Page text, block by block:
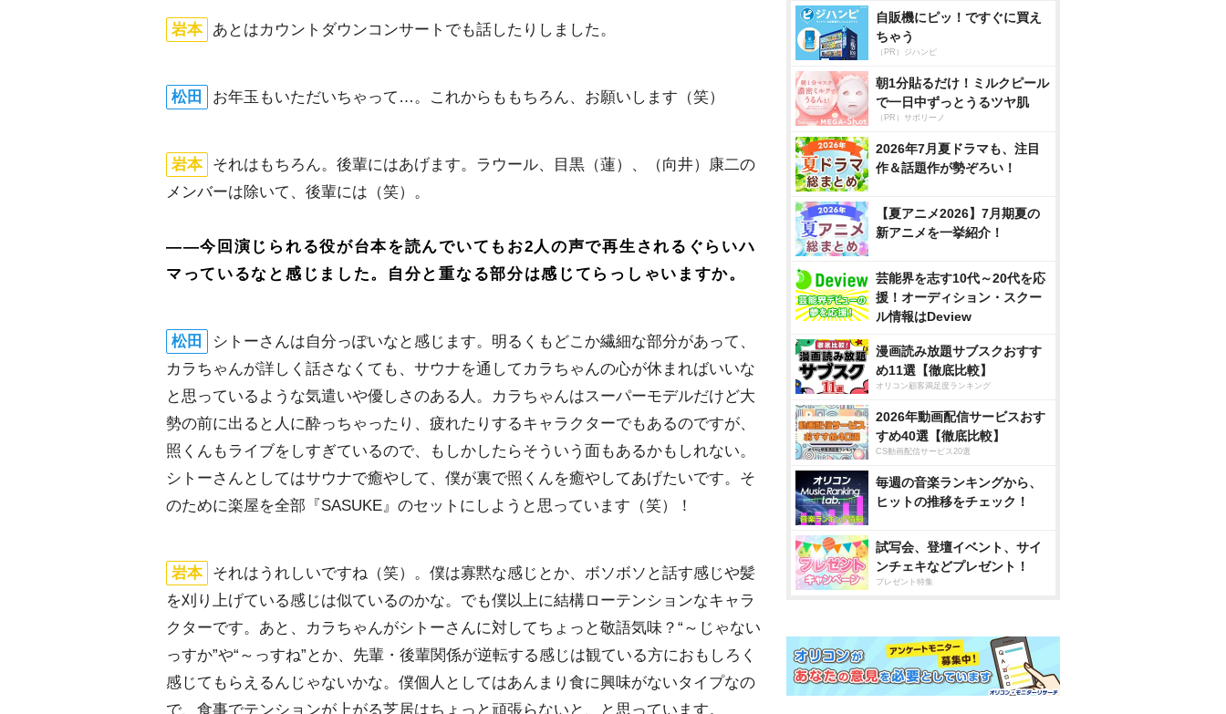
本 あとはカウントダウンコンサートでも話したりしました。
松田 お年玉もいただいちゃって…。これからももちろん、お願いします（笑）
本
それはもちろん。後輩にはあげます。ラウール、目黒（蓮）、（向井）康二の
メンバーは除いて、後輩には（笑）。
――今回演じられる役が台本を読んでいてもお2人の声で再生されるぐらいハ
マっているなと感じました。自分と重なる部分は感じてらっしゃいますか。
松田
シトーさんは自分っぽいなと感じます。明るくもどこか繊細な部分があって、
カラちゃんが詳しく話さなくても、サウナを通してカラちゃんの心が休まればいいな
と思っているような気遣いや優しさのある人。カラちゃんはスーパーモデルだけど大
勢の前に出ると人に酔っちゃったり、疲れたりするキャラクターでもあるのですが、
照くんもライブをしすぎているので、もしかしたらそういう面もあるかもしれない。
シトーさんとしてはサウナで癒やして、僕が裏で照くんを癒やしてあげたいです。そ
のために楽屋を全部『SASUKE』のセットにしようと思っています（笑）！
本
それはうれしいですね（笑）。僕は寡黙な感じとか、ボソボソと話す感じや髪
を刈り上げている感じは似ているのかな。でも僕以上に結構ローテンションなキャラ
クターです。あと、カラちゃんがシトーさんに対してちょっと敬語気味？“～じゃない
っすか”や“～っすね”とか、先輩・後輩関係が逆転する感じは観ている方におもしろく
感じてもらえるんじゃないかな。僕個人としてはあんまり食に興味がないタイプなの
で、食事でテンションが上がる芝居はちょっと頑張らないと、と思っています。
自販機にピッ！ですぐに買え
ちゃう
（PR）ジハンピ
朝1分貼るだけ！ミルクピール
で一日中ずっとうるツヤ肌
（PR）サボリーノ
2026年7月夏ドラマも、注目
作＆話題作が勢ぞろい！
【夏アニメ2026】7月期夏の
新アニメを一挙紹介！
芸能界を志す10代～20代を応
援！オーディション・スクー
ル情報はDeview
漫画読み放題サブスクおすす
め11選【徹底比較】
オリコン顧客満足度ランキング
2026年動画配信サービスおす
すめ40選【徹底比較】
CS動画配信サービス20選
毎週の音楽ランキングから、
ヒットの推移をチェック！
試写会、登壇イベント、サイ
ンチェキなどプレゼント！
プレゼント特集